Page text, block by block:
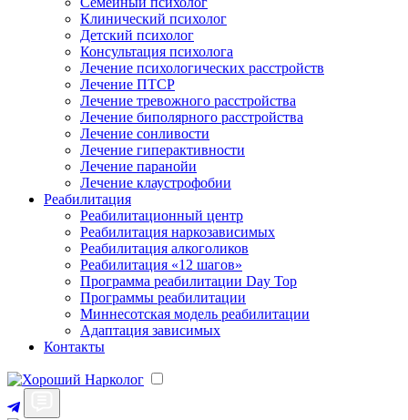
Клинический психолог
Детский психолог
Консультация психолога
Лечение психологических расстройств
Лечение ПТСР
Лечение тревожного расстройства
Лечение биполярного расстройства
Лечение сонливости
Лечение гиперактивности
Лечение паранойи
Лечение клаустрофобии
Реабилитация
Реабилитационный центр
Реабилитация наркозависимых
Реабилитация алкоголиков
Реабилитация «12 шагов»
Программа реабилитации Day Top
Программы реабилитации
Миннесотская модель реабилитации
Адаптация зависимых
Контакты